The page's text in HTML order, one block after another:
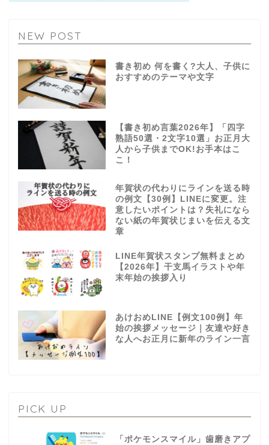
NEW POST
書き初め 何を書く?大人、子供に
おすすめのテーマや文字
【書き初め言葉2026年】「四字
熟語50選・2文字10選」お正月大
人から子供までOK!お手本はこ
こ！
年賀状の代わりにラインを送る時
の例文【30例】LINEに変更。注
意したいポイントは？失礼になら
ない紙の年賀状じまいを伝える文
章
LINE年賀状スタンプ無料まとめ
【2026年】干支馬イラストや年
末年始の挨拶入り
あけおめLINE【例文100例】年
始の挨拶メッセージ｜友達や好き
な人へお正月に新年のライン一言
PICK UP
「ポケモンスマイル」歯磨きアプ